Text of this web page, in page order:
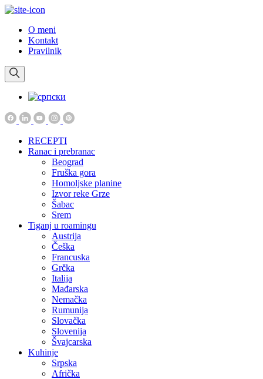
O meni
Kontakt
Pravilnik
RECEPTI
Ranac i prebranac
Beograd
Fruška gora
Homoljske planine
Izvor reke Grze
Šabac
Srem
Tiganj u roamingu
Austrija
Češka
Francuska
Grčka
Italija
Mađarska
Nemačka
Rumunija
Slovačka
Slovenija
Švajcarska
Kuhinje
Srpska
Afrička